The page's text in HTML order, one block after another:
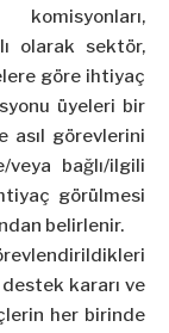
olarak sektör,
göre ihtiyaç
üyeleri bir
asıl görevlerini
veya bağlı/ilgili
görülmesi
belirlenir.
kararı ve
her birinde